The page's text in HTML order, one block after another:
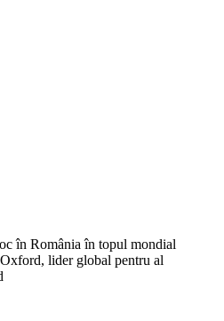
în România în topul mondial
lider global pentru al